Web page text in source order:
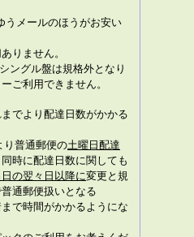
うメールのほうがお安い
りません。
ングル盤は規格外となり
ご利用できません。
でより配達日数がかかる
り普通郵便の土曜日配達
同時に配達日数に関しても
の翌々日以降に変更と規
通郵便扱いとなる
で時間がかかるようにな